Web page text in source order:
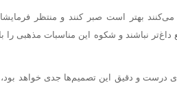
بهتر است صبر کنند و منتظر
نباشند و شکوه این مناسبات مذهبی را
درست و دقیق این تصمیم‌ها جدی خواهد بود،